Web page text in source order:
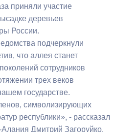
приняли участие
деревьев
России.
подчеркнули
что аллея станет
сотрудников
трех веков
государстве.
символизирующих
республики», - рассказал
Дмитрий Загоруйко.